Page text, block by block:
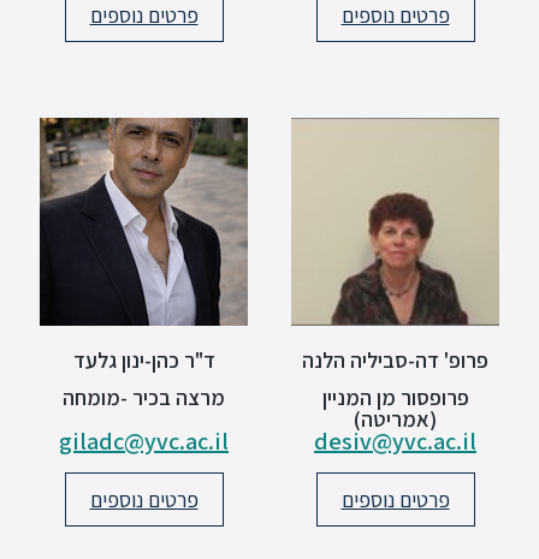
מילואים
וכוחות
הביטחון
זכויות
והטבות
פרטים נוספים פרטים נוספים
פרופ' דה-סביליה הלנה
פרופסור מן המניין
(אמריטה)
desiv@yvc.ac.il
פרטים נוספים
ד"ר כהן-ינון גלעד
מרצה בכיר -מומחה
giladc@yvc.ac.il
פרטים נוספים